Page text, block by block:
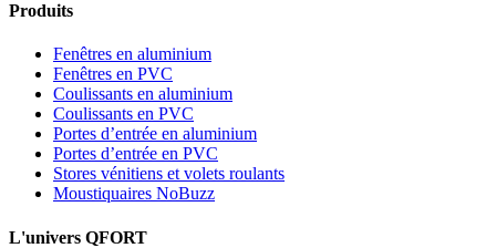
Produits
Fenêtres en aluminium
Fenêtres en PVC
Coulissants en aluminium
Coulissants en PVC
Portes d’entrée en aluminium
Portes d’entrée en PVC
Stores vénitiens et volets roulants
Moustiquaires NoBuzz
L'univers QFORT